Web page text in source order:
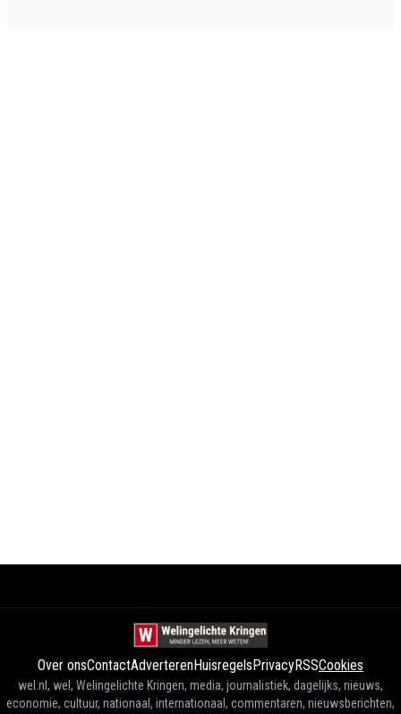
Over onsContactAdverterenHuisregelsPrivacyRSSCookies
wel.nl, wel, Welingelichte Kringen, media, journalistiek, dagelijks, nieuws,
economie, cultuur, nationaal, internationaal, commentaren, nieuwsberichten,